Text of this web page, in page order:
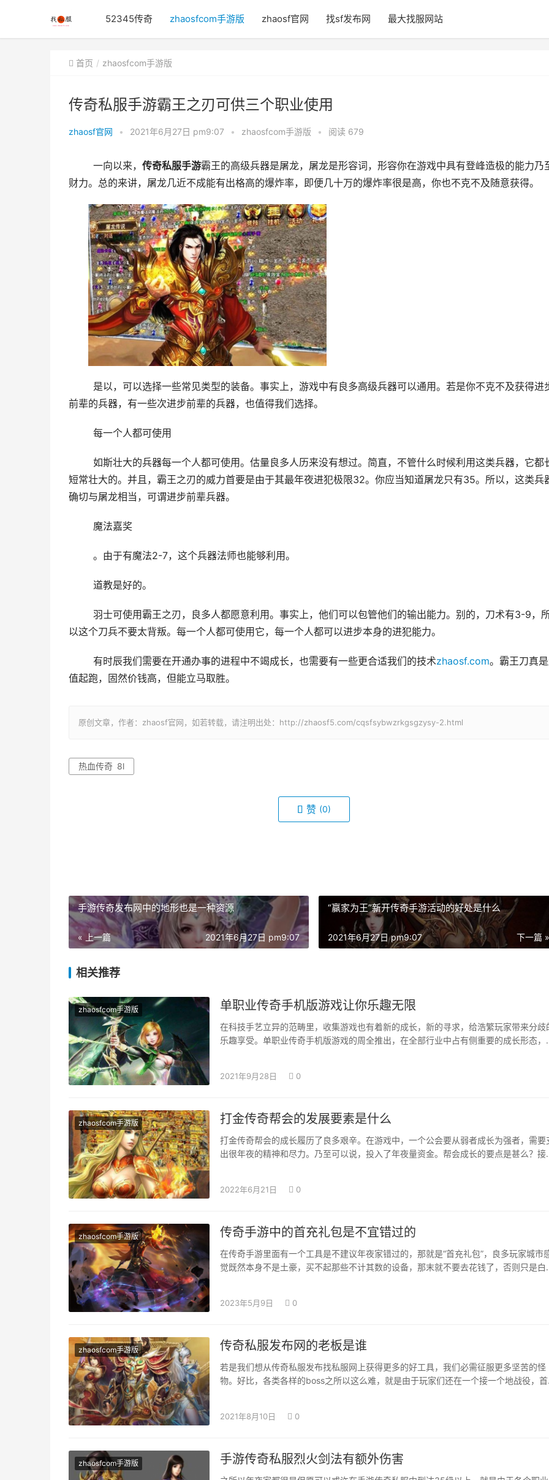
52345传奇 zhaosfcom手游版 zhaosf官网 找sf发布网 最大找服网站
首页 zhaosfcom手游版
传奇私服手游霸王之刃可供三个职业使用
zhaosf官网 • 2021年6月27日 pm9:07 • zhaosfcom手游版 • 阅读 679
	一向以来，
传奇私服手游霸王的高级兵器是屠龙，屠龙是形容词，形容你在游戏中具有登峰造极的能力乃
财力。总的来讲，屠龙几近不成能有出格高的爆炸率，即便几十万的爆炸率很是高，你也不克不及随意获得。
前辈的兵器，有一些次进步前辈的兵器，也值得我们选择。
	每一个人都可使用
短常壮大的。并且，霸王之刃的威力首要是由于其最年夜进犯极限32。你应当知道屠龙只有35。所以，这类兵
确切与屠龙相当，可谓进步前辈兵器。
	魔法嘉奖
	。由于有魔法2-7，这个兵器法师也能够利用。
	道教是好的。
以这个刀兵不要太背叛。每一个人都可使用它，每一个人都可以进步本身的进犯能力。
	有时辰我们需要在开通办事的进程中不竭成长，也需要有一些更合适我们的技术
zhaosf.com。霸王刀真
值起跑，固然价钱高，但能立马取胜。
原创文章，作者：zhaosf官网，如若转载，请注明出处：http://zhaosf5.com/cqsfsybwzrkgsgzysy-2.html
热血传奇 8l
赞 (0)
手游传奇发布网中的地形也是一种资源
« 上一篇 2021年6月27日 pm9:07
“赢家为王”新开传奇手游活动的好处是什么
下一篇 »
2021年6月27日 pm9:07
相关推荐
zhaosfcom手游版 单职业传奇手机版游戏让你乐趣无限
在科技手艺立异的范畴里，收集游戏也有着新的成长，新的寻求，给浩繁玩家带来分歧
乐趣享受。单职业传奇手机版游戏的周全推出，在全部行业中占有侧重要的成长形态，
2021年9月28日 0
zhaosfcom手游版 打金传奇帮会的发展要素是什么
打金传奇帮会的成长履历了良多艰辛。在游戏中，一个公会要从弱者成长为强者，需要
出很年夜的精神和尽力。乃至可以说，投入了年夜量资金。帮会成长的要点是甚么？接
2022年6月21日 0
zhaosfcom手游版 传奇手游中的首充礼包是不宜错过的
在传奇手游里面有一个工具是不建议年夜家错过的，那就是“首充礼包”，良多玩家城市
觉既然本身不是土豪，买不起那些不计其数的设备，那末就不要去花钱了，否则只是白
2023年5月9日 0
zhaosfcom手游版 传奇私服发布网的老板是谁
若是我们想从传奇私服发布找私服网上获得更多的好工具，我们必需征服更多坚苦的怪
物。好比，各类各样的boss之所以这么难，就是由于玩家们还在一个接一个地战役，
2021年8月10日 0
zhaosfcom手游版 手游传奇私服烈火剑法有额外伤害